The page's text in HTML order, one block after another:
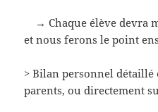
→ Chaque élève devra
et nous ferons le point
> Bilan personnel
parents, ou directement